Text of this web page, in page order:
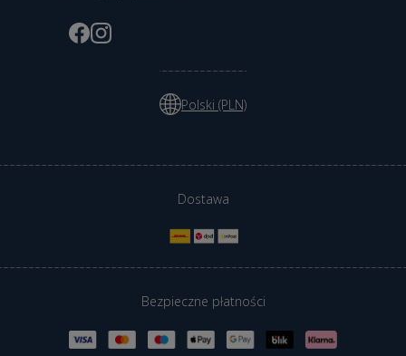
Polski (PLN)
Bezpieczne płatności
Dostawa